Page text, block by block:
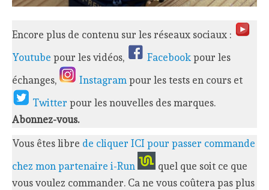
Encore plus de contenu sur les réseaux sociaux :
Youtube pour les vidéos, Facebookpour les
échanges,
Instagrampour les tests en cours et
Twitterpour les nouvelles des marques.
Abonnez-vous.
Vous êtes libre de cliquer ICI pour passer commande
chez mon partenaire i-Run
quel que soit ce que
vous voulez commander. Ca ne vous coûtera pas plus